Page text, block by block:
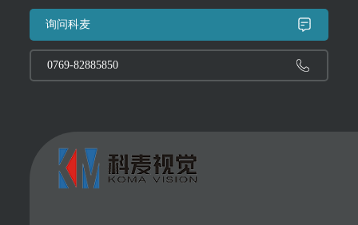
询问科麦
0769-82885850